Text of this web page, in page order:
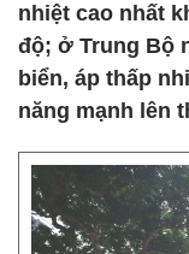
nhiệt cao nhất
độ; ở Trung Bộ
biển, áp thấp
năng mạnh lên